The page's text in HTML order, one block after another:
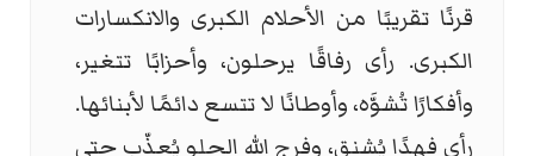
قرنًا تقريبًا من الأحلام الكبرى والانكسارات
الكبرى. رأى رفاقًا يرحلون، وأحزابًا تتغير،
وأفكارًا تُشوَّه، وأوطانًا لا تتسع دائمًا لأبنائها.
رأى فهدًا يُشنق، وفرج الله الحلو يُعذّب حتى